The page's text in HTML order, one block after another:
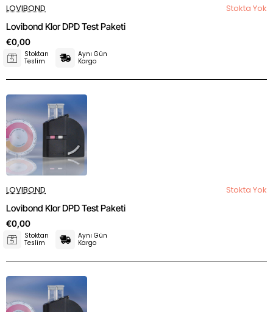
LOVIBOND
Stokta Yok
Lovibond Klor DPD Test Paketi
€0,00
Stoktan
Teslim
Aynı Gün
Kargo
LOVIBOND
Stokta Yok
Lovibond Klor DPD Test Paketi
€0,00
Stoktan
Teslim
Aynı Gün
Kargo